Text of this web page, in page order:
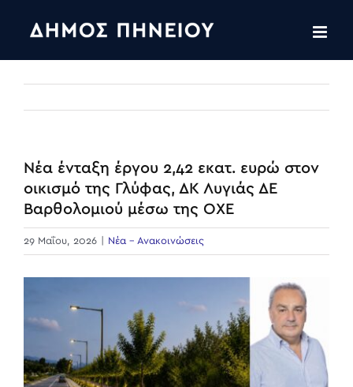
Νέα ένταξη έργου 2,42 εκατ. ευρώ στον
οικισμό της Γλύφας, ΔΚ Λυγιάς ΔΕ
Βαρθολομιού μέσω της ΟΧΕ
29 Μαΐου, 2026 Νέα - Ανακοινώσεις
Image